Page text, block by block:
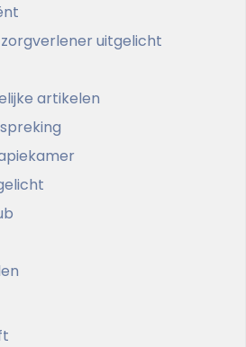
uitgelicht
artikelen